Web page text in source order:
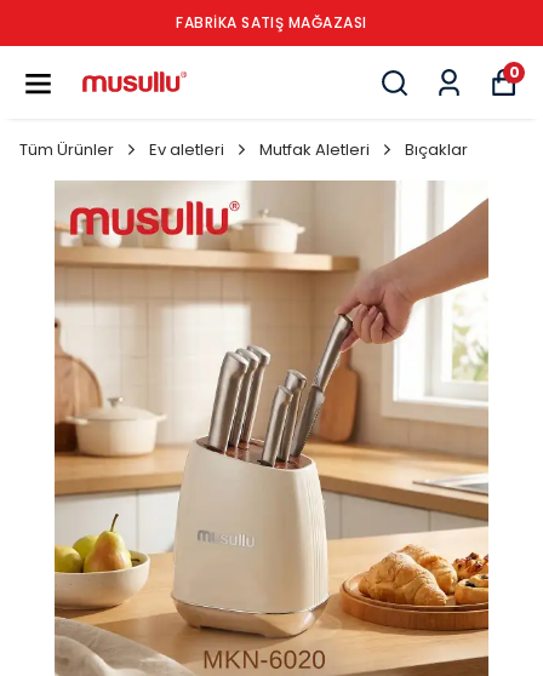
FABRİKA SATIŞ MAĞAZASI
0
Tüm Ürünler Ev aletleri Mutfak Aletleri Bıçaklar